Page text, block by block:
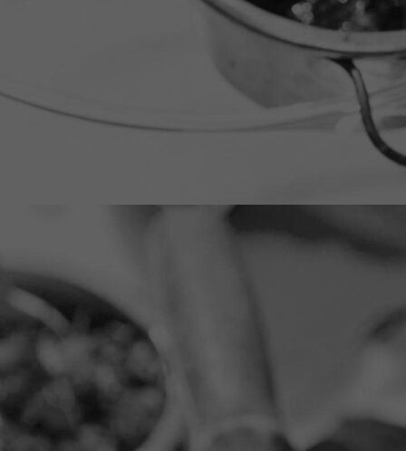
IMG_0006